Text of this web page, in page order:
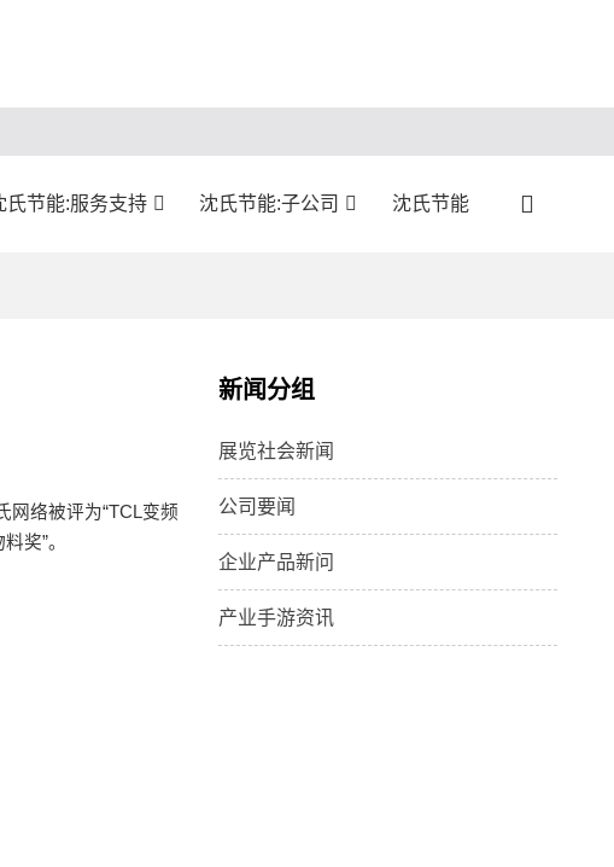
氏节能:服务支持 沈氏节能:子公司 沈氏节能
网络被评为“TCL变频
奖”。
新闻分组
展览社会新闻
公司要闻
企业产品新问
产业手游资讯